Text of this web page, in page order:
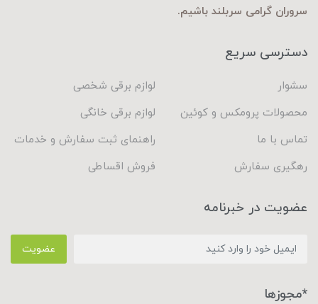
سروران گرامی سربلند باشیم.
دسترسی سریع
سشوار
لوازم برقی شخصی
محصولات پرومکس و کوئین
لوازم برقی خانگی
تماس با ما
راهنمای ثبت سفارش و خدمات
رهگیری سفارش
فروش اقساطی
عضویت در خبرنامه
عضویت
*مجوزها